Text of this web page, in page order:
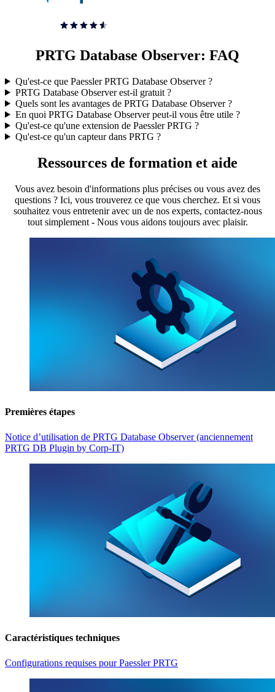
PRTG Database Observer: FAQ
Qu'est-ce que Paessler PRTG Database Observer ?
PRTG Database Observer est-il gratuit ?
Quels sont les avantages de PRTG Database Observer ?
En quoi PRTG Database Observer peut-il vous être utile ?
Qu'est-ce qu'une extension de Paessler PRTG ?
Qu'est-ce qu'un capteur dans PRTG ?
Ressources de formation et aide
Vous avez besoin d'informations plus précises ou vous avez des
questions ? Ici, vous trouverez ce que vous cherchez. Et si vous
souhaitez vous entretenir avec un de nos experts, contactez-nous
tout simplement - Nous vous aidons toujours avec plaisir.
Premières étapes
Notice d’utilisation de PRTG Database Observer (anciennement
PRTG DB Plugin by Corp-IT)
Caractéristiques techniques
Configurations requises pour Paessler PRTG